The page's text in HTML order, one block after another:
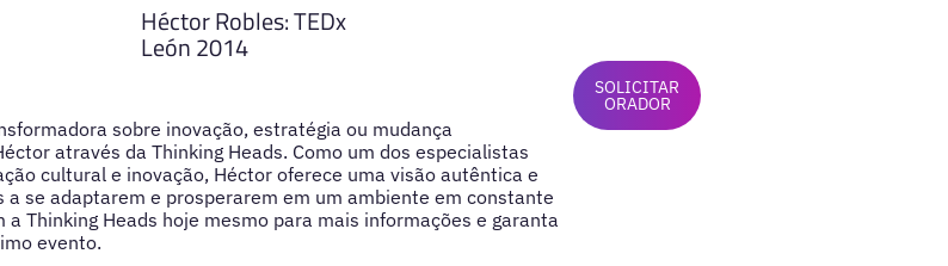
Héctor Robles: TEDx
León 2014
sobre inovação, estratégia ou mudança
através da Thinking Heads. Como um dos especialistas
cultural e inovação, Héctor oferece uma visão autêntica e
a se adaptarem e prosperarem em um ambiente em constante
Thinking Heads hoje mesmo para mais informações e garanta
evento.
SOLICITAR
ORADOR